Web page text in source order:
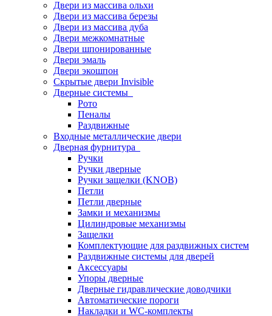
Двери из массива ольхи
Двери из массива березы
Двери из массива дуба
Двери межкомнатные
Двери шпонированные
Двери эмаль
Двери экошпон
Скрытые двери Invisible
Дверные системы
Рото
Пеналы
Раздвижные
Входные металлические двери
Дверная фурнитура
Ручки
Ручки дверные
Ручки защелки (KNOB)
Петли
Петли дверные
Замки и механизмы
Цилиндровые механизмы
Защелки
Комплектующие для раздвижных систем
Раздвижные системы для дверей
Аксессуары
Упоры дверные
Дверные гидравлические доводчики
Автоматические пороги
Накладки и WC-комплекты